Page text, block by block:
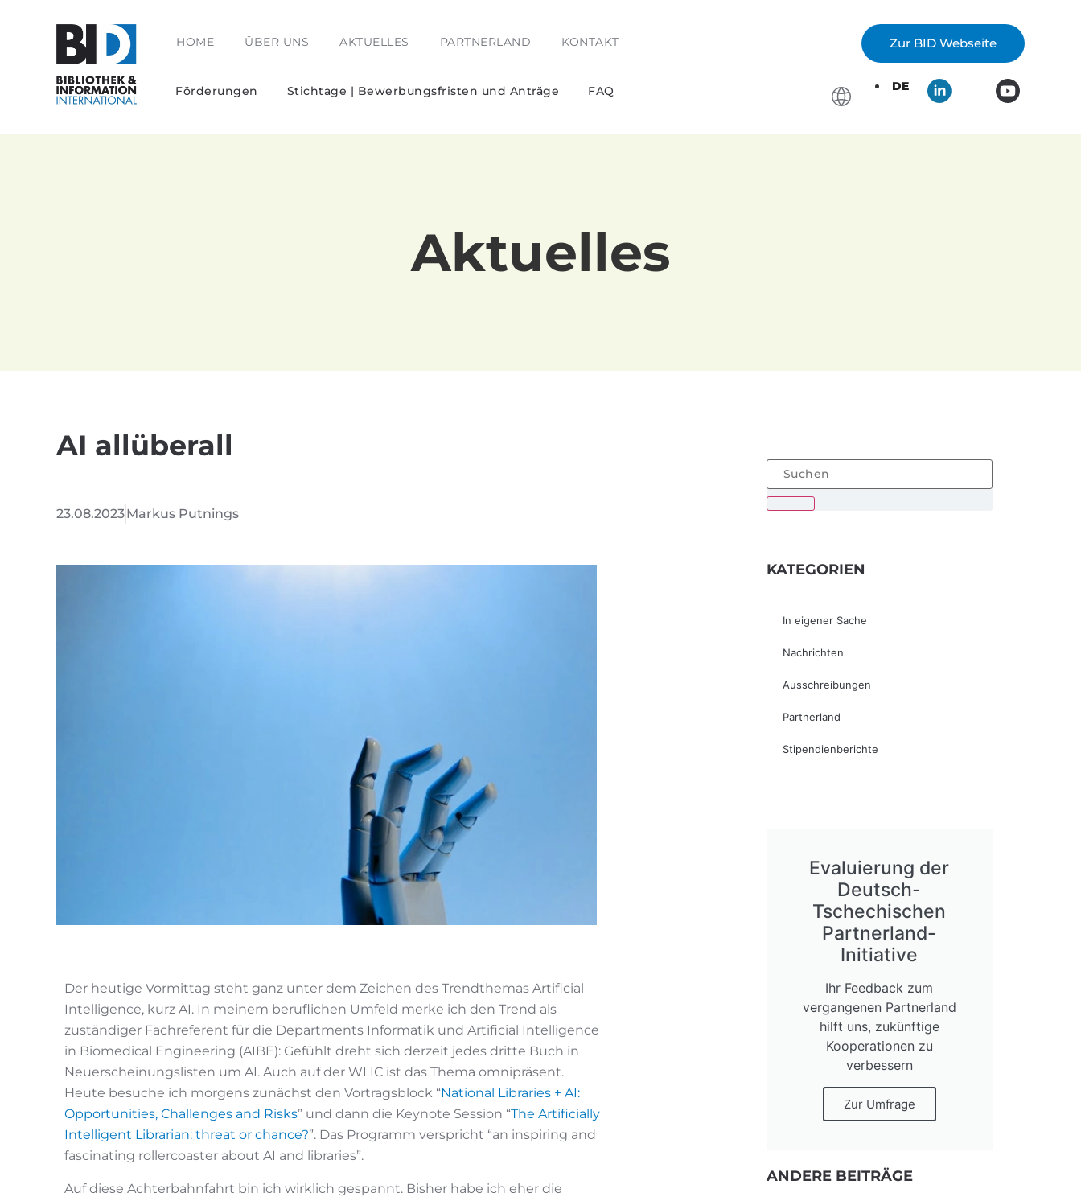
HOME ÜBER UNS AKTUELLES PARTNERLAND KONTAKT Zur BID Webseite
Förderungen Stichtage | Bewerbungsfristen und Anträge FAQ DE
Aktuelles
AI allüberall
23.08.2023Markus Putnings
Der heutige Vormittag steht ganz unter dem Zeichen des Trendthemas Artificial
Intelligence, kurz AI. In meinem beruflichen Umfeld merke ich den Trend als
zuständiger Fachreferent für die Departments Informatik und Artificial Intelligence
in Biomedical Engineering (AIBE): Gefühlt dreht sich derzeit jedes dritte Buch in
Neuerscheinungslisten um AI. Auch auf der WLIC ist das Thema omnipräsent.
Heute besuche ich morgens zunächst den Vortragsblock “National Libraries + AI:
Opportunities, Challenges and Risks” und dann die Keynote Session “The Artificially
Intelligent Librarian: threat or chance?”. Das Programm verspricht “an inspiring and
fascinating rollercoaster about AI and libraries”.
Auf diese Achterbahnfahrt bin ich wirklich gespannt. Bisher habe ich eher die
KATEGORIEN
In eigener Sache
Nachrichten
Ausschreibungen
Partnerland
Stipendienberichte
Evaluierung der
Deutsch-
Tschechischen
Partnerland-
Initiative
Ihr Feedback zum
vergangenen Partnerland
hilft uns, zukünftige
Kooperationen zu
verbessern
Zur Umfrage
ANDERE BEITRÄGE